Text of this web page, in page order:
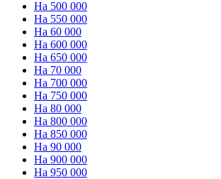
На 500 000
На 550 000
На 60 000
На 600 000
На 650 000
На 70 000
На 700 000
На 750 000
На 80 000
На 800 000
На 850 000
На 90 000
На 900 000
На 950 000